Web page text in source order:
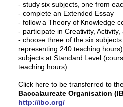
- study six subjects, one from
- complete an Extended Essay
- follow a Theory of Knowledge
- participate in Creativity, Activity,
- choose three of the six
representing 240 teaching
subjects at Standard Level
teaching hours)
Click here to be transferred to
Baccalaureate Organisation
http://ibo.org/